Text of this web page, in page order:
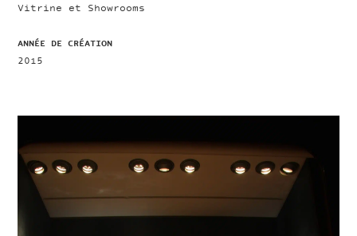
Vitrine et Showrooms
ANNÉE DE CRÉATION
2015